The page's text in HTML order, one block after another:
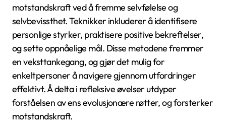
motstandskraft ved å fremme selvfølelse og
selvbevissthet. Teknikker inkluderer å identifisere
personlige styrker, praktisere positive bekreftelser,
og sette oppnåelige mål. Disse metodene fremmer
en veksttankegang, og gjør det mulig for
enkeltpersoner å navigere gjennom utfordringer
effektivt. Å delta i refleksive øvelser utdyper
forståelsen av ens evolusjonære røtter, og forsterker
motstandskraft.